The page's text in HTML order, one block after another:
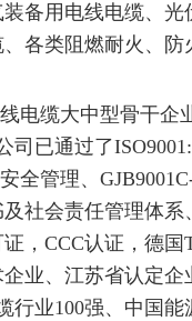
备用电线电缆、
各类阻燃耐火、
电缆大中型骨干企
已通过了
全管理、
社会责任管理体
，CCC认证，德国
业、江苏省认定企
业100强、中国能